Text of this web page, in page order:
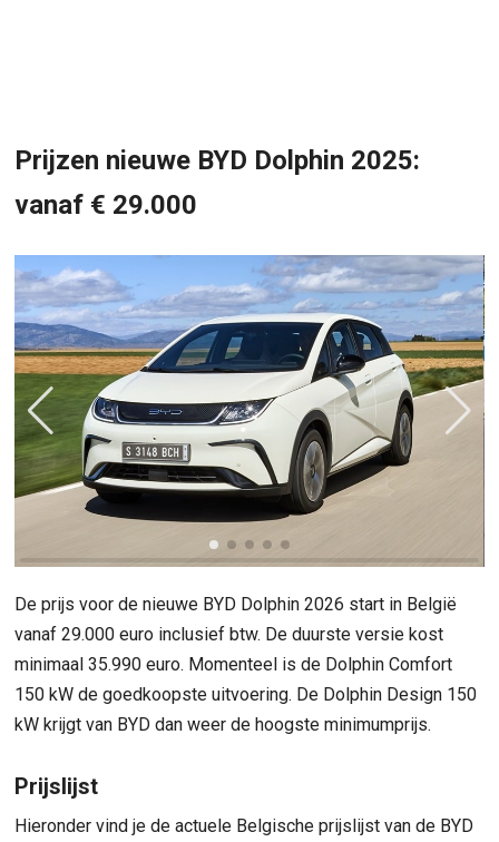
Prijzen nieuwe BYD Dolphin 2025:
vanaf € 29.000
De prijs voor de nieuwe BYD Dolphin 2026 start in België
vanaf 29.000 euro inclusief btw. De duurste versie kost
minimaal 35.990 euro. Momenteel is de Dolphin Comfort
150 kW de goedkoopste uitvoering. De Dolphin Design 150
kW krijgt van BYD dan weer de hoogste minimumprijs.
Prijslijst
Hieronder vind je de actuele Belgische prijslijst van de BYD